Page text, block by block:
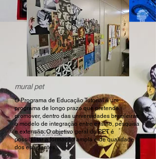
mural pet
O Programa de Educação Tutorial é um
programa de longo prazo que pretende
promover, dentro das universidades brasileiras,
o modelo de integração entre ensino, pesquisa
e extensão. O objetivo geral do PET é
possibilitar a formação ampla e de qualidade
dos estudantes.